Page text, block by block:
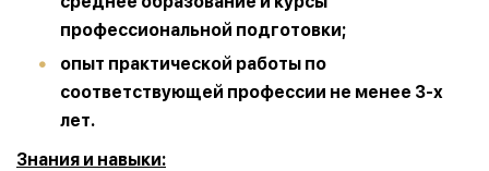
профессиональной подготовки;
опыт практической работы по
соответствующей профессии не менее 3-х
лет.
Знания и навыки: